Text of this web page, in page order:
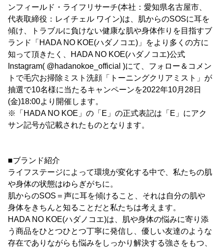
ンフィールド・ライフリサーチ(本社：愛知県名古屋市、
代表取締役：レイチェル ワイン)は、肌からのSOSに耳を
傾け、トラブルに負けない健康な肌や身体作りを目指すブ
ランド「HADA NO KOE(ハダノコエ)」をより多くの方に
知って頂きたく、HADA NO KOE(ハダノコエ)公式
Instagram( @hadanokoe_official )にて、フォロー＆コメン
トで毛穴お掃除ミスト洗顔「トーニングクリアミスト」が
抽選で10名様に当たるキャンペーンを2022年10月28日
(金)18:00より開催します。
※「HADA NO KOE」の「E」の正式表記は「E」にアク
サン記号が記載されたものとなります。
■ブランド紹介
ライフステージによって環境が変化する中で、私たちの肌
や身体の状態はゆらぎがちに。
肌からのSOS＝声に耳を傾けること、それは自分の肌や
身体をきちんと知ることだと私たちは考えます。
HADA NO KOE(ハダノコエ)は、肌や身体の悩みに寄り添
う商品をひとつひとつ丁寧に発信し、優しい友達のような
存在でありながらも悩みをしっかり解決する強さをもつ、